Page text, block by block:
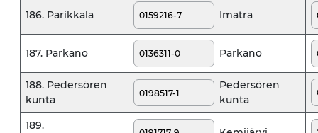
186. Parikkala Imatra
187. Parkano Parkano
188. Pedersören
kunta
Pedersören
kunta
189.